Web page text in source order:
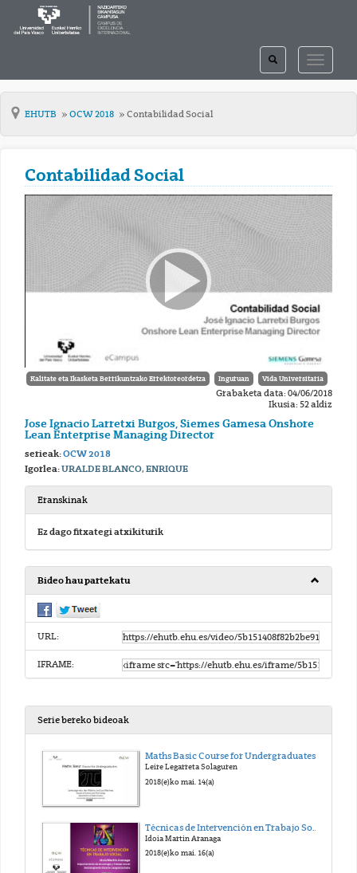
TOGGLE
TOGGLE
SEARCH
EHUTB OCW 2018 Contabilidad Social
Contabilidad Social
Kalitate eta Ikasketa Berrikuntzako Errektoreordetza Inguruan Vida Universitaria
Grabaketa data: 04/06/2018
Ikusia: 52 aldiz
Jose Ignacio Larretxi Burgos, Siemes Gamesa Onshore
Lean Enterprise Managing Director
serieak:OCW 2018
Igorlea:URALDE BLANCO, ENRIQUE
Eranskinak
Ez dago fitxategi atxikiturik
Bideo hau partekatu
URL:
IFRAME:
Serie bereko bideoak
Maths Basic Course for Undergraduates
Leire Legarreta Solaguren
2018(e)ko mai. 14(a)
Idoia Martin Aranaga
2018(e)ko mai. 16(a)